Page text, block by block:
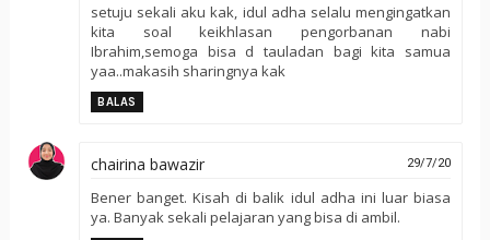
setuju sekali aku kak, idul adha selalu mengingatkan
kita soal keikhlasan pengorbanan nabi
Ibrahim,semoga bisa d tauladan bagi kita samua
yaa..makasih sharingnya kak
BALAS
chairina bawazir 29/7/20
Bener banget. Kisah di balik idul adha ini luar biasa
ya. Banyak sekali pelajaran yang bisa di ambil.